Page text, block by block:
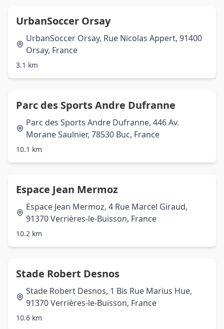
UrbanSoccer Orsay
UrbanSoccer Orsay, Rue Nicolas Appert, 91400
Orsay, France
3.1 km
Parc des Sports Andre Dufranne
Parc des Sports Andre Dufranne, 446 Av.
Morane Saulnier, 78530 Buc, France
10.1 km
Espace Jean Mermoz
Espace Jean Mermoz, 4 Rue Marcel Giraud,
91370 Verrières-le-Buisson, France
10.2 km
Stade Robert Desnos
Stade Robert Desnos, 1 Bis Rue Marius Hue,
91370 Verrières-le-Buisson, France
10.6 km